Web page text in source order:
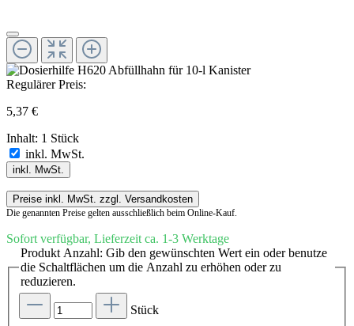
Regulärer Preis:
5,37 €
Inhalt: 1 Stück
inkl. MwSt.
inkl. MwSt.
Preise inkl. MwSt. zzgl. Versandkosten
Die genannten Preise gelten ausschließlich beim Online-Kauf.
Sofort verfügbar, Lieferzeit ca. 1-3 Werktage
Produkt Anzahl: Gib den gewünschten Wert ein oder benutze
die Schaltflächen um die Anzahl zu erhöhen oder zu
reduzieren.
Stück